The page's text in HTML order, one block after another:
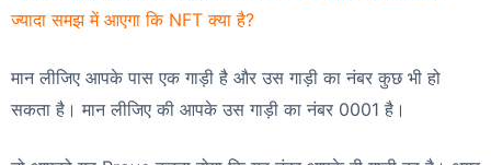
ज्यादा समझ में आएगा कि NFT क्या है?
मान लीजिए आपके पास एक गाड़ी है और उस गाड़ी का नंबर कुछ भी हो
सकता है। मान लीजिए की आपके उस गाड़ी का नंबर 0001 है।